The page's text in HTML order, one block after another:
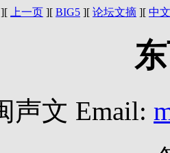
][ 上一页 ][ BIG5 ][ 论坛文摘 ][ 中
声文 Email: